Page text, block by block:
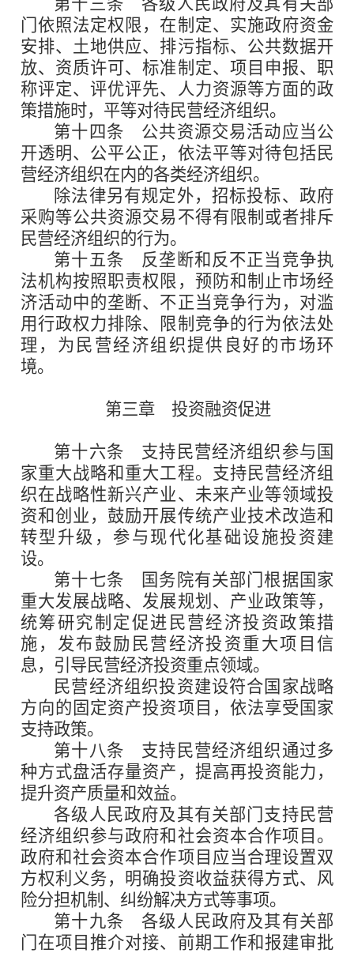
门依照法定权限，在制定、实施政府资金
安排、土地供应、排污指标、公共数据开
放、资质许可、标准制定、项目申报、职
称评定、评优评先、人力资源等方面的政
策措施时，平等对待民营经济组织。
第十四条 公共资源交易活动应当公
开透明、公平公正，依法平等对待包括民
营经济组织在内的各类经济组织。
除法律另有规定外，招标投标、政府
采购等公共资源交易不得有限制或者排斥
民营经济组织的行为。
第十五条 反垄断和反不正当竞争执
法机构按照职责权限，预防和制止市场经
济活动中的垄断、不正当竞争行为，对滥
用行政权力排除、限制竞争的行为依法处
理，为民营经济组织提供良好的市场环
境。
第三章 投资融资促进
第十六条 支持民营经济组织参与国
家重大战略和重大工程。支持民营经济组
织在战略性新兴产业、未来产业等领域投
资和创业，鼓励开展传统产业技术改造和
转型升级，参与现代化基础设施投资建
设。
第十七条 国务院有关部门根据国家
重大发展战略、发展规划、产业政策等，
统筹研究制定促进民营经济投资政策措
施，发布鼓励民营经济投资重大项目信
息，引导民营经济投资重点领域。
民营经济组织投资建设符合国家战略
方向的固定资产投资项目，依法享受国家
支持政策。
第十八条 支持民营经济组织通过多
种方式盘活存量资产，提高再投资能力，
提升资产质量和效益。
各级人民政府及其有关部门支持民营
经济组织参与政府和社会资本合作项目。
政府和社会资本合作项目应当合理设置双
方权利义务，明确投资收益获得方式、风
险分担机制、纠纷解决方式等事项。
第十九条 各级人民政府及其有关部
门在项目推介对接、前期工作和报建审批